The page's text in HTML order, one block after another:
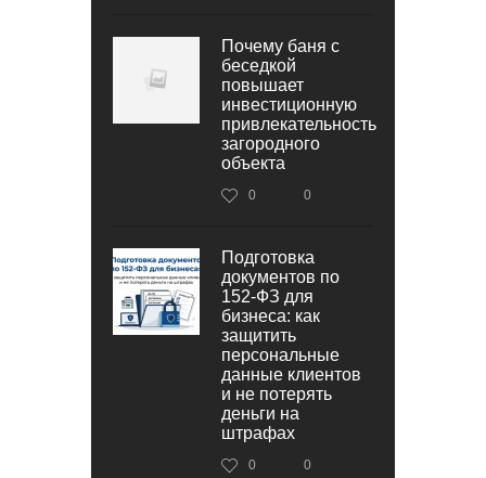
Почему баня с
беседкой
повышает
инвестиционную
привлекательность
загородного
объекта
0 0
Подготовка
документов по
152‑ФЗ для
бизнеса: как
защитить
персональные
данные клиентов
и не потерять
деньги на
штрафах
0 0